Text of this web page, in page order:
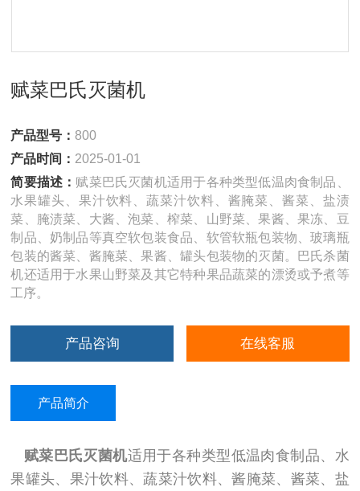
赋菜巴氏灭菌机
产品型号：800
产品时间： 2025-01-01
简要描述： 赋菜巴氏灭菌机适用于各种类型低温肉食制品、
水果罐头、果汁饮料、蔬菜汁饮料、酱腌菜、酱菜、盐渍
菜、腌渍菜、大酱、泡菜、榨菜、山野菜、果酱、果冻、豆
制品、奶制品等真空软包装食品、软管软瓶包装物、玻璃瓶
包装的酱菜、酱腌菜、果酱、罐头包装物的灭菌。巴氏杀菌
机还适用于水果山野菜及其它特种果品蔬菜的漂烫或予煮等
工序。
产品咨询 在线客服
产品简介
赋菜巴氏灭菌机适用于各种类型低温肉食制品、水
果罐头、果汁饮料、蔬菜汁饮料、酱腌菜、酱菜、盐